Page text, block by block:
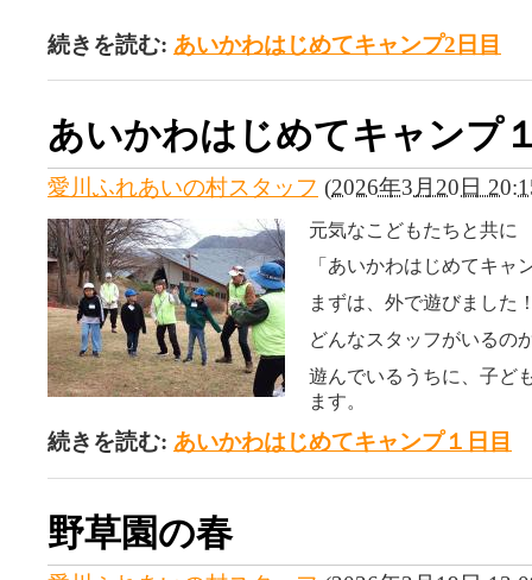
続きを読む: あいかわはじめてキャンプ2日目
あいかわはじめてキャンプ
愛川ふれあいの村スタッフ (2026年3月20日
元気なこどもたちと共に
「あいかわはじめてキャ
まずは、外で遊びました
どんなスタッフがいるの
遊んでいるうちに、子ど
ます。
続きを読む: あいかわはじめてキャンプ１日目
野草園の春